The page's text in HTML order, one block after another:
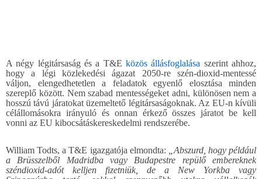
A négy légitársaság és a T&E közös állásfoglalása szerint ahhoz,
hogy a légi közlekedési ágazat 2050-re szén-dioxid-mentessé
váljon, elengedhetetlen a feladatok egyenlő elosztása minden
szereplő között. Nem szabad mentességeket adni, különösen nem a
hosszú távú járatokat üzemeltető légitársaságoknak. Az EU-n kívüli
célállomásokra irányuló és onnan érkező összes járatot be kell
vonni az EU kibocsátáskereskedelmi rendszerébe.
William Todts, a T&E igazgatója elmondta:
„Abszurd, hogy például
a Brüsszelből Madridba vagy Budapestre repülő embereknek
széndioxid-adót kelljen fizetniük, de a New Yorkba vagy